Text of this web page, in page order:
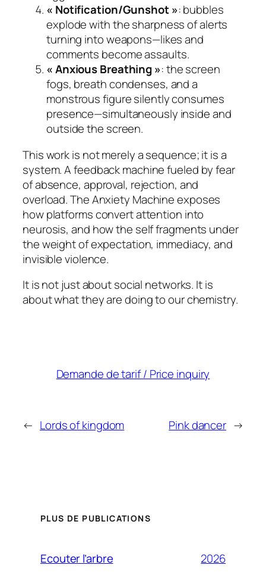
« Notification/Gunshot »: bubbles
explode with the sharpness of alerts
turning into weapons—likes and
comments become assaults.
« Anxious Breathing »: the screen
fogs, breath condenses, and a
monstrous figure silently consumes
presence—simultaneously inside and
outside the screen.
This work is not merely a sequence; it is a
system. A feedback machine fueled by fear
of absence, approval, rejection, and
overload.The Anxiety Machineexposes
how platforms convert attention into
neurosis, and how the self fragments under
the weight of expectation, immediacy, and
invisible violence.
It is not just about social networks. It is
about what they are doing to our chemistry.
Demande de tarif / Price inquiry
← Lords of kingdom Pink dancer →
PLUS DE PUBLICATIONS
Ecouter l’arbre 2026